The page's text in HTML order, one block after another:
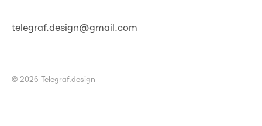
telegraf.design@gmail.com
© 2026 Telegraf.design